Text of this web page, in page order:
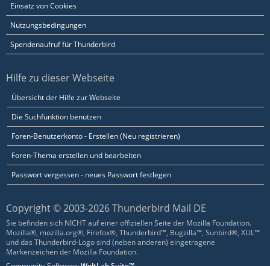
Einsatz von Cookies
Nutzungsbedingungen
Spendenaufruf für Thunderbird
Hilfe zu dieser Webseite
Übersicht der Hilfe zur Webseite
Die Suchfunktion benutzen
Foren-Benutzerkonto - Erstellen (Neu registrieren)
Foren-Thema erstellen und bearbeiten
Passwort vergessen - neues Passwort festlegen
Copyright © 2003-2026 Thunderbird Mail DE
Sie befinden sich NICHT auf einer offiziellen Seite der Mozilla Foundation.
Mozilla®, mozilla.org®, Firefox®, Thunderbird™, Bugzilla™, Sunbird®, XUL™
und das Thunderbird-Logo sind (neben anderen) eingetragene
Markenzeichen der Mozilla Foundation.